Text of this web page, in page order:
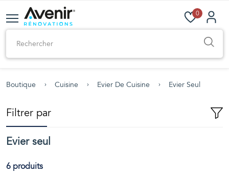
0
Boutique Cuisine Evier De Cuisine Evier Seul
Filtrer par
Evier seul
6 produits